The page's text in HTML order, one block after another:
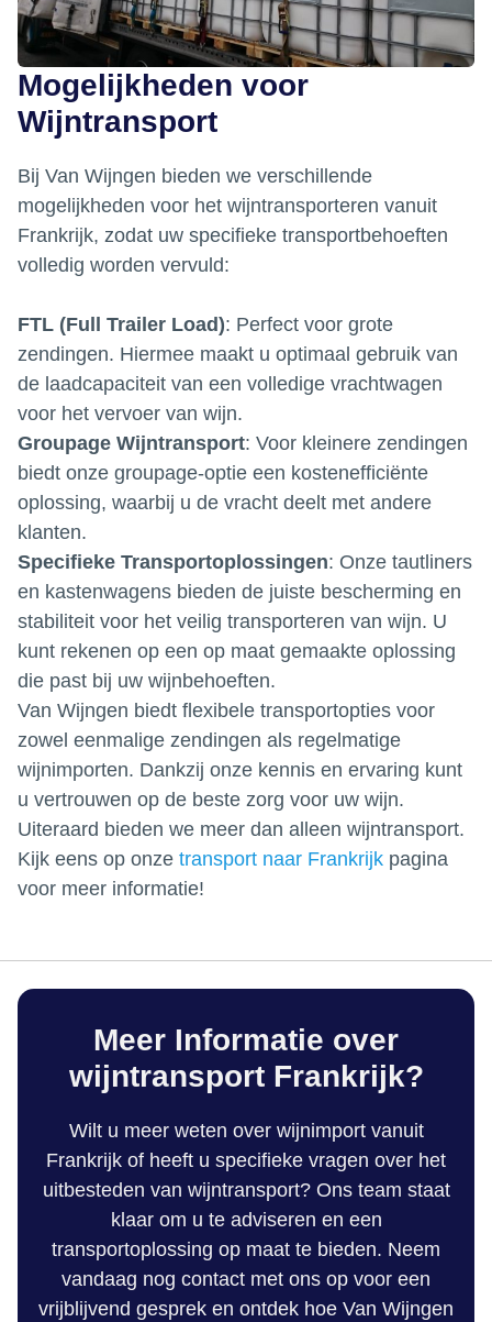
Mogelijkheden voor
Wijntransport
Bij Van Wijngen bieden we verschillende
mogelijkheden voor het wijntransporteren vanuit
Frankrijk, zodat uw specifieke transportbehoeften
volledig worden vervuld:
FTL (Full Trailer Load): Perfect voor grote
zendingen. Hiermee maakt u optimaal gebruik van
de laadcapaciteit van een volledige vrachtwagen
voor het vervoer van wijn.
Groupage Wijntransport: Voor kleinere zendingen
biedt onze groupage-optie een kostenefficiënte
oplossing, waarbij u de vracht deelt met andere
klanten.
Specifieke Transportoplossingen: Onze tautliners
en kastenwagens bieden de juiste bescherming en
stabiliteit voor het veilig transporteren van wijn. U
kunt rekenen op een op maat gemaakte oplossing
die past bij uw wijnbehoeften.
Van Wijngen biedt flexibele transportopties voor
zowel eenmalige zendingen als regelmatige
wijnimporten. Dankzij onze kennis en ervaring kunt
u vertrouwen op de beste zorg voor uw wijn.
Uiteraard bieden we meer dan alleen wijntransport.
Kijk eens op onze transport naar Frankrijk pagina
voor meer informatie!
Meer Informatie over
wijntransport Frankrijk?
Wilt u meer weten over wijnimport vanuit
Frankrijk of heeft u specifieke vragen over het
uitbesteden van wijntransport? Ons team staat
klaar om u te adviseren en een
transportoplossing op maat te bieden. Neem
vandaag nog contact met ons op voor een
vrijblijvend gesprek en ontdek hoe Van Wijngen